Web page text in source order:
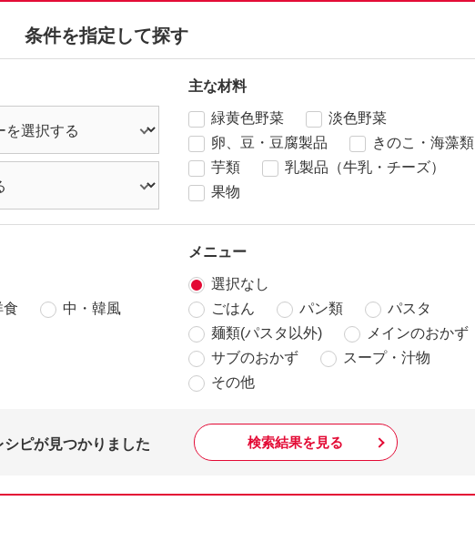
条件を指定して探す
主な材料
緑黄色野菜
淡色野菜
卵、豆・豆腐製品
きのこ・海藻類
芋類
乳製品（牛乳・チーズ）
果物
食
中・韓風
メニュー
選択なし
ごはん
パン類
パスタ
麺類(パスタ以外)
メインのおかず
サブのおかず
スープ・汁物
その他
シピが見つかりました 検索結果を見る